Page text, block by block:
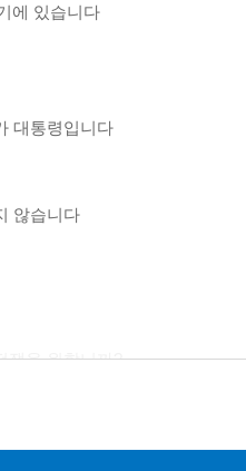
에 있습니다
대통령입니다
않습니다
쟁을 원합니까?